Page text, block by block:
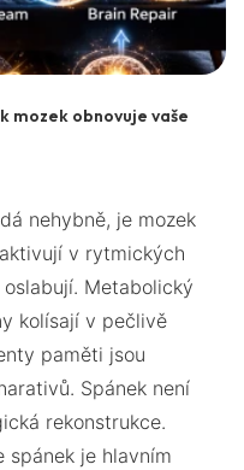
mozek obnovuje vaše
nehybně, je mozek
v rytmických
Metabolický
kolísají v pečlivě
paměti jsou
Spánek není
rekonstrukce.
spánek je hlavním